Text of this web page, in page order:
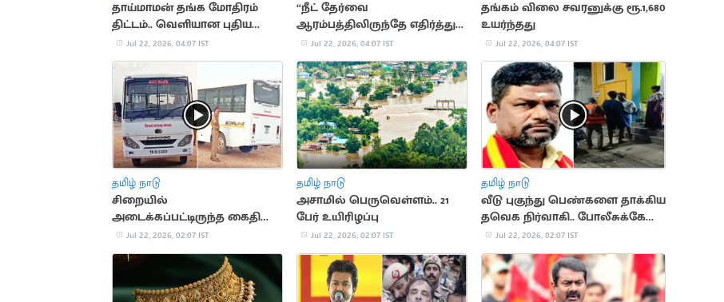
தாய்மாமன் தங்க மோதிரம்
திட்டம்.. வெளியான புதிய
அப்டேட்
Jul 22, 2026, 04:07 IST
“நீட் தேர்வை
ஆரம்பத்திலிருந்தே எதிர்த்து
வந்தது திமுகதான்"..
மு.க.ஸ்டாலின்
Jul 22, 2026, 04:07 IST
தங்கம் விலை சவரனுக்கு ரூ.1,680
உயர்ந்தது
Jul 22, 2026, 04:07 IST
தமிழ் நாடு
சிறையில்
அடைக்கப்பட்டிருந்த கைதி
தப்பியோட்டம்
Jul 22, 2026, 02:07 IST
தமிழ் நாடு
அசாமில் பெருவெள்ளம்.. 21
பேர் உயிரிழப்பு
Jul 22, 2026, 02:07 IST
தமிழ் நாடு
வீடு புகுந்து பெண்களை தாக்கிய
தவெக நிர்வாகி.. போலீசுக்கே
மிரட்டல்
Jul 22, 2026, 02:07 IST